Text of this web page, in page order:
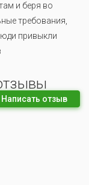
и беря во
требования,
привыкли
Написать отзыв